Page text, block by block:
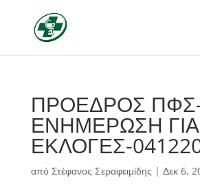
ΠΡΟΕΔΡΟΣ
ΕΝΗΜΕΡΩΣΗ ΓΙΑ
ΕΚΛΟΓΕΣ-
από Στέφανος Σεραφειμίδης | Δεκ 6,